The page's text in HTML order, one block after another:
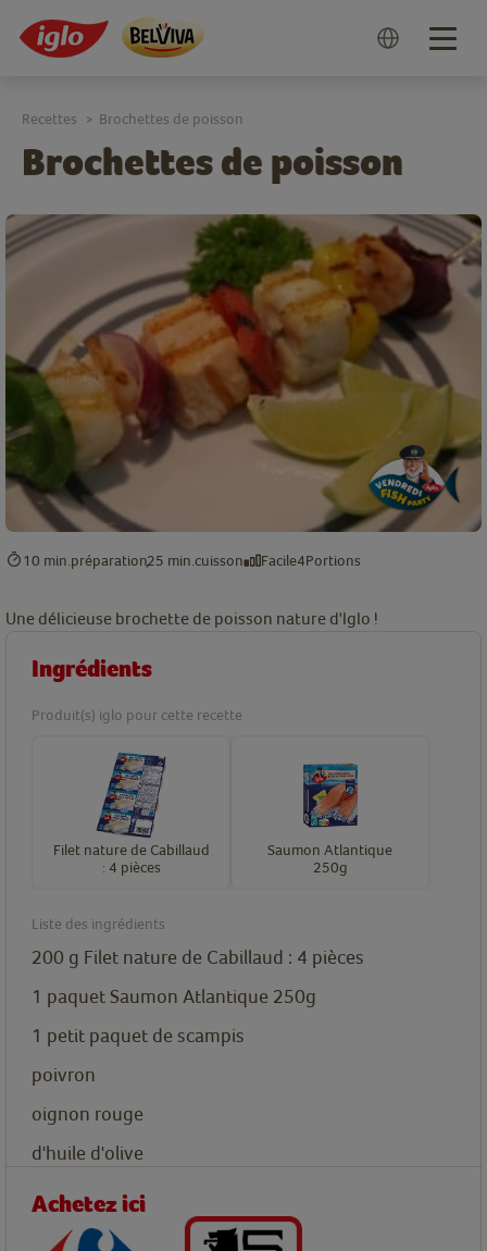
Brochettes de poisson
Recettes > Brochettes de poisson
10 min. préparation25 min. cuisson Facile4Portions
Une délicieuse brochette de poisson nature d'Iglo !
Ingrédients
Produit(s) iglo pour cette recette
Filet nature de Cabillaud
: 4 pièces
Saumon Atlantique
250g
Liste des ingrédients
200 g Filet nature de Cabillaud : 4 pièces
1 paquetSaumon Atlantique 250g
1 petit paquet de scampis
poivron
oignon rouge
d'huile d'olive
Achetez ici